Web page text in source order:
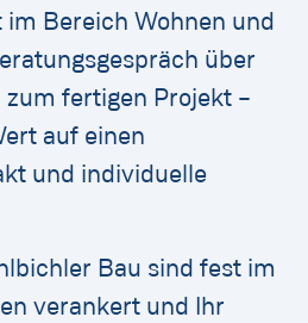
Bereich Wohnen und
über
fertigen Projekt –
auf einen
und individuelle
Bau sind fest im
verankert und Ihr